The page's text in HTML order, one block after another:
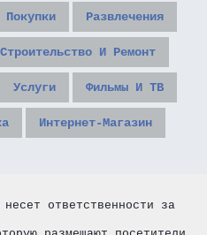
Покупки Развлечения
Строительство И Ремонт
Услуги Фильмы И ТВ
Интернет-Магазин
ответственности за